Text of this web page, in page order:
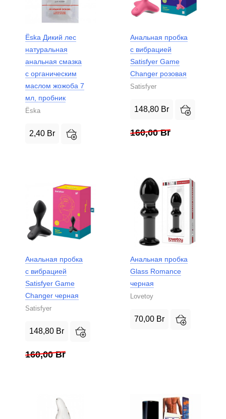
Ёska Дикий лес
натуральная
анальная смазка
с органическим
маслом жожоба 7
мл, пробник
Ёska
2,40 Br
Анальная пробка
с вибрацией
Satisfyer Game
Changer розовая
Satisfyer
148,80 Br
160,00Br
Анальная пробка
с вибрацией
Satisfyer Game
Changer черная
Satisfyer
148,80 Br
160,00Br
Анальная пробка
Glass Romance
черная
Lovetoy
70,00 Br